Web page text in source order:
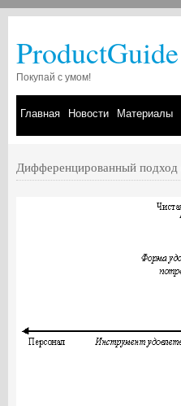
ProductGuide
Покупай с умом!
Главная Новости Материалы
Дифференцированный подход